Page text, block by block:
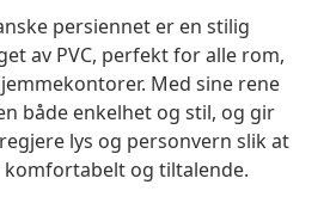
persiennet er en stilig
av PVC, perfekt for alle rom,
Med sine rene
både enkelhet og stil, og gir
lys og personvern slik at
og tiltalende.